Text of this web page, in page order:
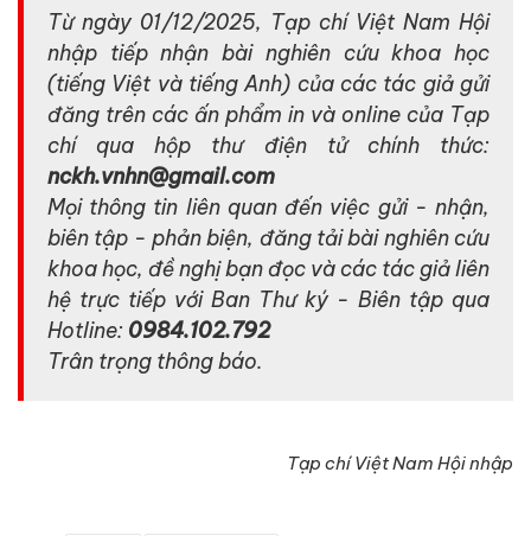
Từ ngày 01/12/2025, Tạp chí Việt Nam Hội
nhập tiếp nhận bài nghiên cứu khoa học
(tiếng Việt và tiếng Anh) của các tác giả gửi
đăng trên các ấn phẩm in và online của Tạp
chí qua hộp thư điện tử chính thức:
nckh.vnhn@gmail.com
Mọi thông tin liên quan đến việc gửi - nhận,
biên tập - phản biện, đăng tải bài nghiên cứu
khoa học, đề nghị bạn đọc và các tác giả liên
hệ trực tiếp với Ban Thư ký - Biên tập qua
Hotline: 0984.102.792
Trân trọng thông báo.
Tạp chí Việt Nam Hội nhập